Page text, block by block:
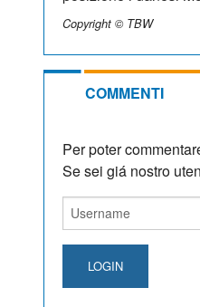
Copyright © TBW
COMMENTI
Per poter
Se sei giá nostro
LOGIN